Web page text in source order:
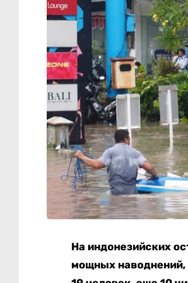
На индонезийских
мощных